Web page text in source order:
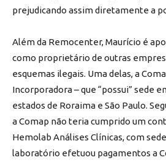
prejudicando assim diretamente a
Além da Remocenter, Maurício é
como proprietário de outras
esquemas ilegais. Uma delas, a
Incorporadora – que “possui” sede
estados de Roraima e São Paulo.
a Comap não teria cumprido um
Hemolab Análises Clínicas, com
laboratório efetuou pagamentos a